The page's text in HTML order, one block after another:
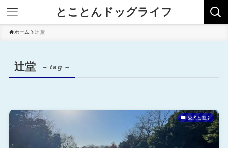
とことんドッグライフ
ホーム 辻堂
辻堂 – tag –
愛犬と遊ぶ